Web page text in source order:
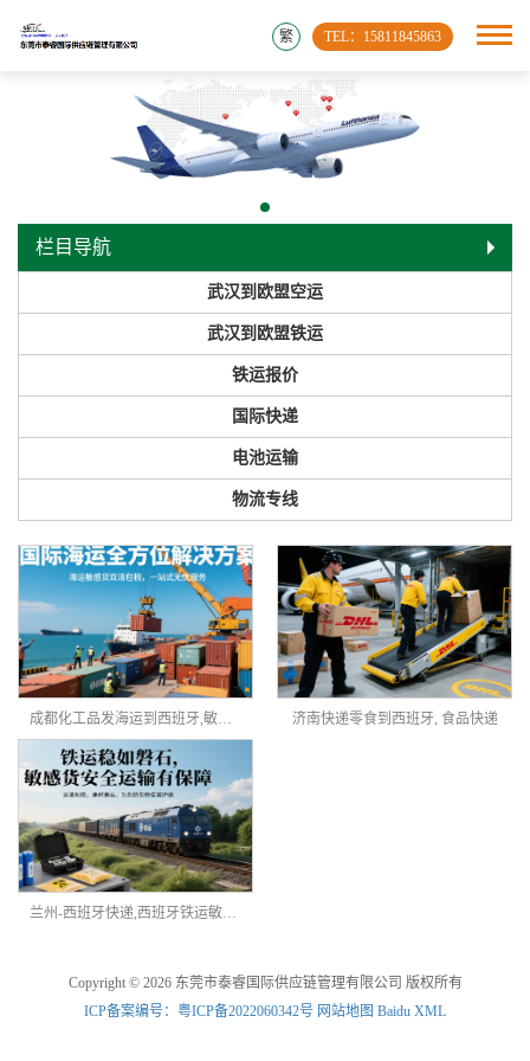
TEL：15811845863
繁
栏目导航
武汉到欧盟空运
武汉到欧盟铁运
铁运报价
国际快递
电池运输
物流专线
成都化工品发海运到西班牙,敏感货物海派双清 济南快递零食到西班牙, 食品快递
兰州-西班牙快递,西班牙铁运敏感货双清包税
Copyright © 2026 东莞市泰睿国际供应链管理有限公司 版权所有
ICP备案编号：粤ICP备2022060342号 网站地图 Baidu XML